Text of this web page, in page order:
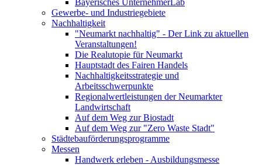
Bayerisches UnternehmerLab
Gewerbe- und Industriegebiete
Nachhaltigkeit
"Neumarkt nachhaltig" - Der Link zu aktuellen
Veranstaltungen!
Die Realutopie für Neumarkt
Hauptstadt des Fairen Handels
Nachhaltigkeitsstrategie und
Arbeitsschwerpunkte
Regionalwertleistungen der Neumarkter
Landwirtschaft
Auf dem Weg zur Biostadt
Auf dem Weg zur "Zero Waste Stadt"
Städtebauförderungsprogramme
Messen
Handwerk erleben - Ausbildungsmesse